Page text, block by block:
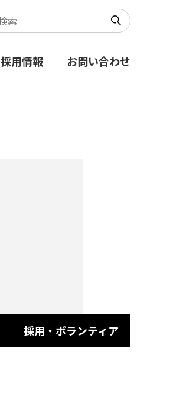
採用情報 お問い合わせ
採用・ボランティア